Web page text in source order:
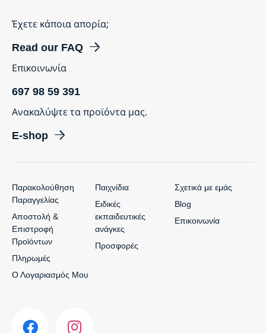
Έχετε κάποια απορία;
Read our FAQ
Επικοινωνία
697 98 59 391
Ανακαλύψτε τα προϊόντα μας.
E-shop
Σχετικά με εμάς
Blog
Επικοινωνία
Παιχνίδια
Ειδικές
εκπαιδευτικές
ανάγκες
Προσφορές
Παρακολούθηση
Παραγγελίας
Αποστολή &
Επιστροφή
Προϊόντων
Πληρωμές
Ο Λογαριασμός Μου